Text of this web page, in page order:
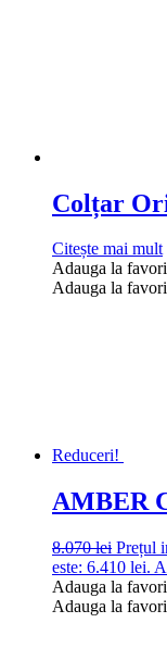
Colțar
Citește mai mult
Adauga la
Adauga la
Reduceri!
AMBER
8.070lei Prețul
este: 6.410 lei.
Adauga la
Adauga la